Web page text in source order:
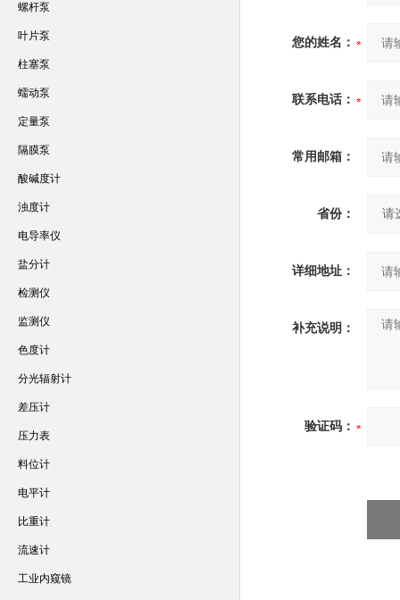
您的姓名：
联系电话：
常用邮箱：
省份：
详细地址：
补充说明：
验证码：
螺杆泵
叶片泵
柱塞泵
蠕动泵
定量泵
隔膜泵
酸碱度计
浊度计
电导率仪
盐分计
检测仪
监测仪
色度计
分光辐射计
差压计
压力表
料位计
电平计
比重计
流速计
工业内窥镜